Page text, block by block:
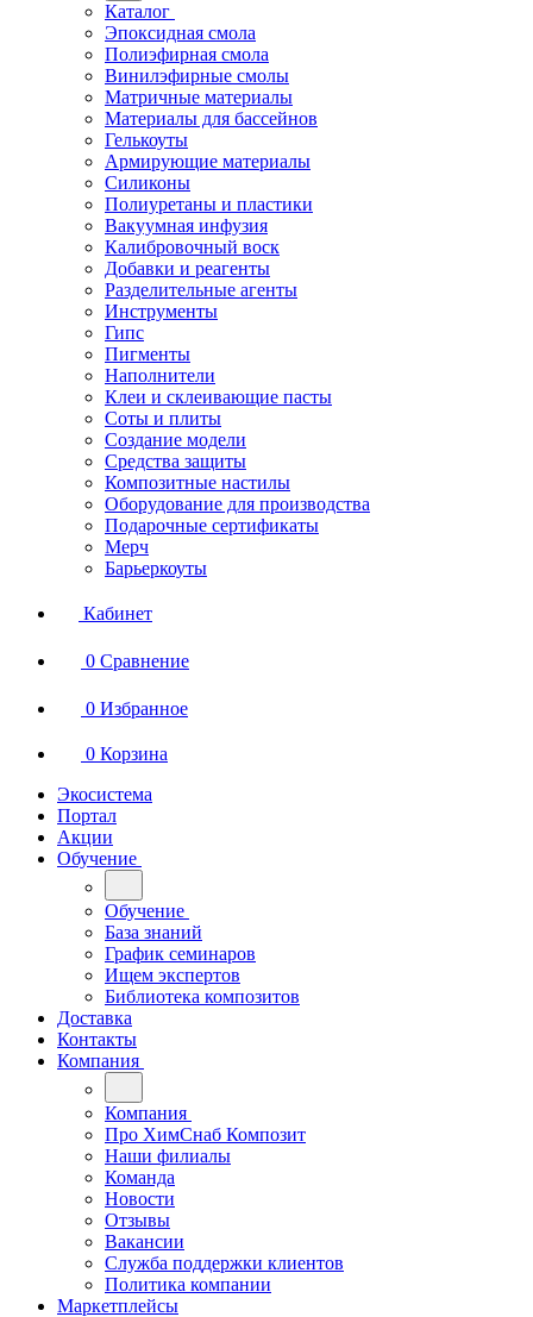
Каталог
Эпоксидная смола
Полиэфирная смола
Винилэфирные смолы
Матричные материалы
Материалы для бассейнов
Гелькоуты
Армирующие материалы
Силиконы
Полиуретаны и пластики
Вакуумная инфузия
Калибровочный воск
Добавки и реагенты
Разделительные агенты
Инструменты
Гипс
Пигменты
Наполнители
Клеи и склеивающие пасты
Соты и плиты
Создание модели
Средства защиты
Композитные настилы
Оборудование для производства
Подарочные сертификаты
Мерч
Барьеркоуты
Кабинет
0 Сравнение
0 Избранное
0 Корзина
Экосистема
Портал
Акции
Обучение
Обучение
База знаний
График семинаров
Ищем экспертов
Библиотека композитов
Доставка
Контакты
Компания
Компания
Про ХимСнаб Композит
Наши филиалы
Команда
Новости
Отзывы
Вакансии
Служба поддержки клиентов
Политика компании
Маркетплейсы